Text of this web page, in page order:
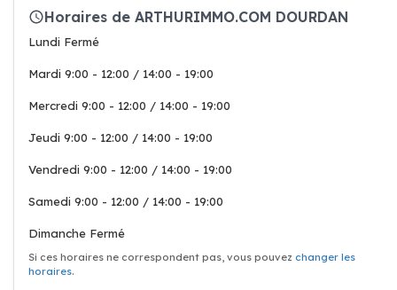
Horaires de ARTHURIMMO.COM DOURDAN
Lundi Fermé
Mardi 9:00 - 12:00 / 14:00 - 19:00
Mercredi 9:00 - 12:00 / 14:00 - 19:00
Jeudi 9:00 - 12:00 / 14:00 - 19:00
Vendredi 9:00 - 12:00 / 14:00 - 19:00
Samedi 9:00 - 12:00 / 14:00 - 19:00
Dimanche Fermé
Si ces horaires ne correspondent pas, vous pouvez changer les
horaires.